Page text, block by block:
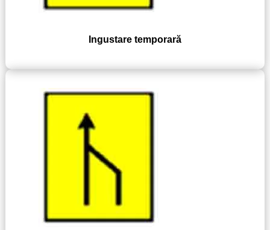
Ingustare temporară